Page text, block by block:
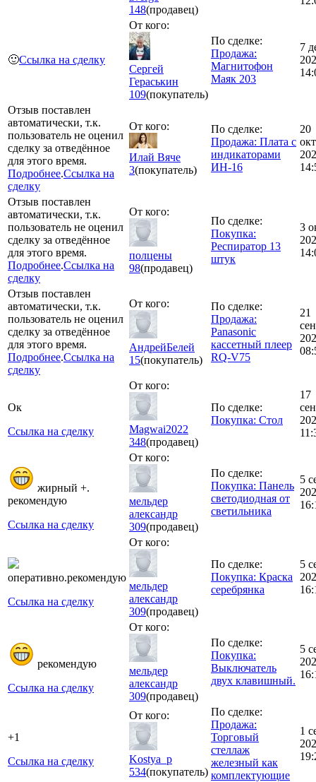
148(продавец)
🙂Ссылка на сделку
От кого:
Сергей
Гераськин
109(покупатель)
По сделке:
Продажа:
Магнитофон
Маяк 203
7
Отзыв поставлен
автоматически, т.к.
пользователь не оценил
сделку за отведённое
для этого время.
Подробнее.Ссылка на
сделку
От кого:
Илай Вяче
3(покупатель)
По сделке:
Продажа: Плата с
индикаторами
ИН-16
20
окт
Отзыв поставлен
автоматически, т.к.
пользователь не оценил
сделку за отведённое
для этого время.
Подробнее.Ссылка на
сделку
От кого:
полцены
98(продавец)
По сделке:
Покупка:
Респиратор 13
штук
3
Отзыв поставлен
автоматически, т.к.
пользователь не оценил
сделку за отведённое
для этого время.
Подробнее.Ссылка на
сделку
От кого:
АндрейБелей
15(покупатель)
По сделке:
Продажа:
Panasonic
кассетный плеер
RQ-V75
21
сен
Ок
Ссылка на сделку
От кого:
Magwai2022
348(продавец)
По сделке:
Покупка: Стол
17
сен
жирный +.
рекомендую
Ссылка на сделку
От кого:
мельдер
александр
309(продавец)
По сделке:
Покупка: Панель
светодиодная от
светильника
5
оперативно.рекомендую
Ссылка на сделку
От кого:
мельдер
александр
309(продавец)
По сделке:
Покупка: Краска
серебрянка
5
рекомендую
Ссылка на сделку
От кого:
мельдер
александр
309(продавец)
По сделке:
Покупка:
Выключатель
двух клавишный.
5
+1
Ссылка на сделку
От кого:
Kostya_p
534(покупатель)
По сделке:
Продажа:
Торговый
стеллаж
железный как
комплектующие
1